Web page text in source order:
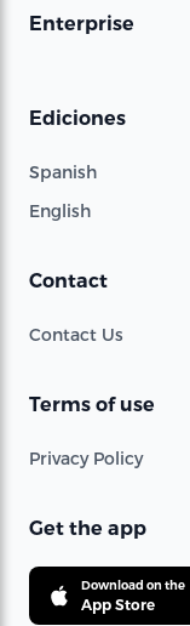
Enterprise
Ediciones
Spanish
English
Contact
Contact Us
Terms of use
Privacy Policy
Get the app
Download on the
App Store